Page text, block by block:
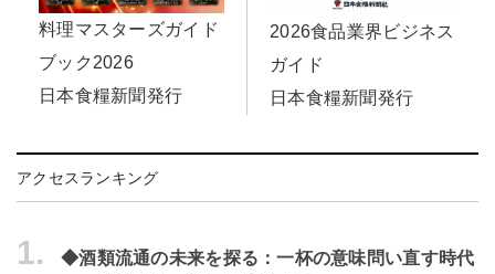
料理マスターズガイド
ブック2026
日本食糧新聞発行
2026食品業界ビジネス
ガイド
日本食糧新聞発行
アクセスランキング
1.
◆酒類流通の未来を探る：一杯の意味問い直す時代